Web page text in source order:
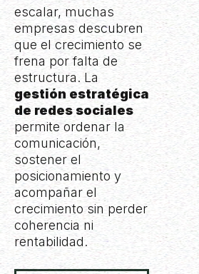
escalar, muchas
empresas descubren
que el crecimiento se
frena por falta de
estructura. La
gestión estratégica
de redes sociales
permite ordenar la
comunicación,
sostener el
posicionamiento y
acompañar el
crecimiento sin perder
coherencia ni
rentabilidad.